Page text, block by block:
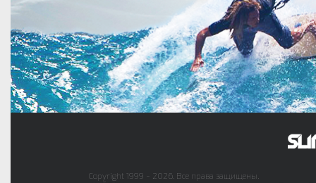
Copyright 1999 - 2026. Все права защищены.